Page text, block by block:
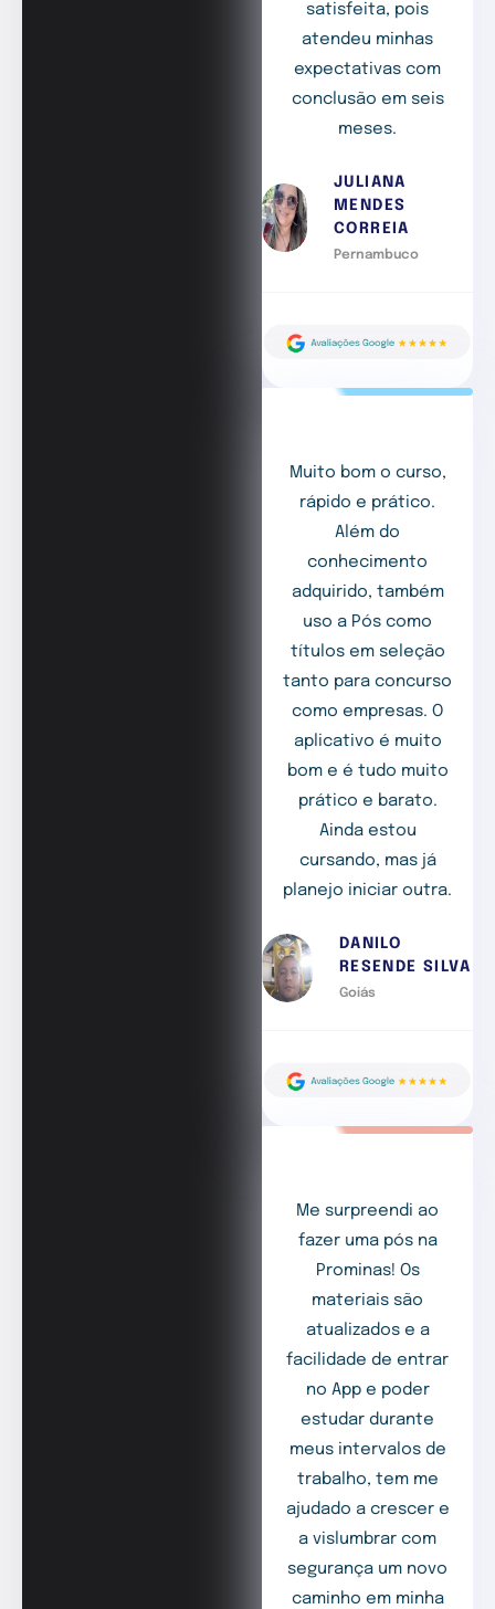
satisfeita, pois
atendeu minhas
expectativas com
conclusão em seis
meses.
JULIANA
MENDES
CORREIA
Pernambuco
Muito bom o curso,
rápido e prático.
Além do
conhecimento
adquirido, também
uso a Pós como
títulos em seleção
tanto para concurso
como empresas. O
aplicativo é muito
bom e é tudo muito
prático e barato.
Ainda estou
cursando, mas já
planejo iniciar outra.
DANILO
RESENDE SILVA
Goiás
Me surpreendi ao
fazer uma pós na
Prominas! Os
materiais são
atualizados e a
facilidade de entrar
no App e poder
estudar durante
meus intervalos de
trabalho, tem me
ajudado a crescer e
a vislumbrar com
segurança um novo
caminho em minha